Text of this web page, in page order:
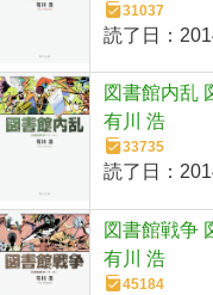
31037
読了日：
図書館内乱
有川 浩
33735
読了日：
図書館戦争
有川 浩
45184